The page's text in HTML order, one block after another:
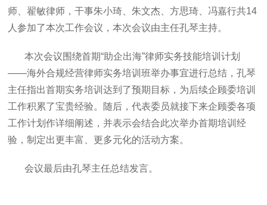
师、翟敏律师，干事朱小琦、朱文杰、方思琦、冯嘉行共14
人参加了本次工作会议，本次会议由主任孔琴主持。
本次会议围绕首期“助企出海”律师实务技能培训计划
——海外合规经营律师实务培训班举办事宜进行总结，孔琴
主任指出首期实务培训达到了预期目标，为后续企顾委培训
工作积累了宝贵经验。随后，代表委员就接下来企顾委各项
工作计划作详细阐述，并表示会结合此次举办首期培训经
验，制定出更丰富、更多元化的活动方案。
会议最后由孔琴主任总结发言。